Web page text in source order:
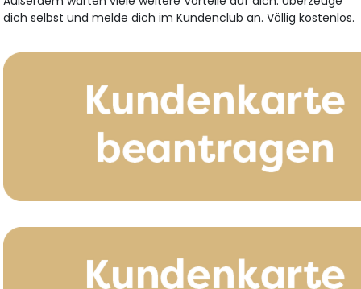
dich selbst und melde dich im Kundenclub an. Völlig kostenlos.